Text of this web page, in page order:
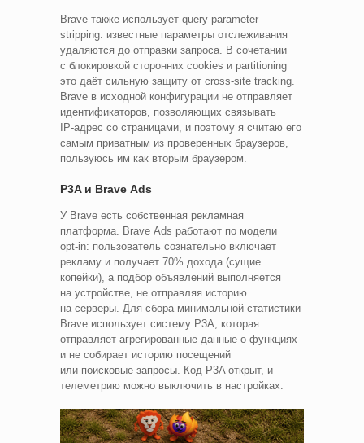
Brave также использует query parameter
stripping: известные параметры отслеживания
удаляются до отправки запроса. В сочетании
с блокировкой сторонних cookies и partitioning
это даёт сильную защиту от cross‑site tracking.
Brave в исходной конфигурации не отправляет
идентификаторов, позволяющих связывать
IP‑адрес со страницами, и поэтому я считаю его
самым приватным из проверенных браузеров,
пользуюсь им как вторым браузером.
P3A и Brave Ads
У Brave есть собственная рекламная
платформа. Brave Ads работают по модели
opt‑in: пользователь сознательно включает
рекламу и получает 70% дохода (сущие
копейки), а подбор объявлений выполняется
на устройстве, не отправляя историю
на серверы. Для сбора минимальной статистики
Brave использует систему P3A, которая
отправляет агрегированные данные о функциях
и не собирает историю посещений
или поисковые запросы. Код P3A открыт, и
телеметрию можно выключить в настройках.